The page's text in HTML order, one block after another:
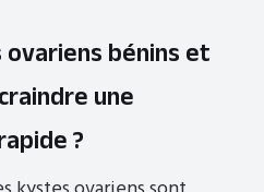
ovariens bénins et
une
?